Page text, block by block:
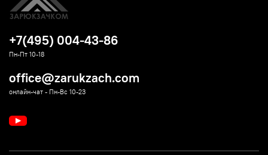
+7(495) 004-43-86
Пн-Пт 10-18
office@zarukzach.com
онлайн-чат - Пн-Вс 10-23